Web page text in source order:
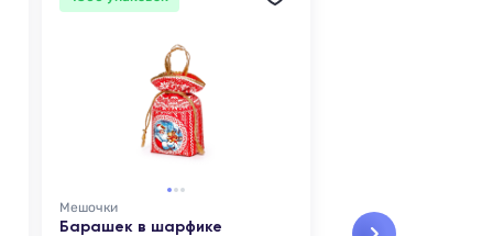
Мешочки
Барашек в шарфике